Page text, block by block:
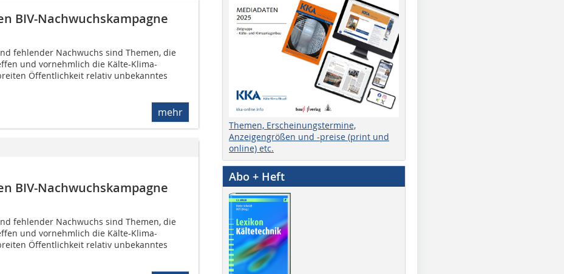
BIV-Nachwuchskampagne
fehlender Nachwuchs sind Themen, die
und vornehmlich die Kälte-Klima-
Öffentlichkeit relativ unbekanntes
mehr
BIV-Nachwuchs­kampagne
fehlender Nachwuchs sind Themen, die
und vornehmlich die Kälte-Klima-
Öffentlichkeit relativ unbekanntes
Themen, Erscheinungstermine,
Anzeigengrößen und -preise (print und
online) etc.
Abo + Heft